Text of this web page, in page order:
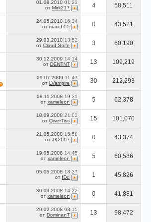
01.08.2010 01:23
от Mirk217 4 58,511
24.05.2010 16:34
от marich55 0 43,521
29.03.2010 13:53
от Cloud Strife 3 60,190
30.12.2009 14:14
от DENTNT 13 109,219
09.07.2009 11:47
от LVampire 30 212,293
08.11.2008 19:31
от xameleon 5 62,378
18.09.2008 21:03
от QwerTiss 15 101,070
21.05.2008 15:58
от JK2007 0 43,374
19.05.2008 14:45
от xameleon 5 60,586
05.05.2008 18:37
от fDd 1 45,826
30.03.2008 14:22
от xameleon 0 41,881
29.02.2008 03:15
от DominanT 13 98,472